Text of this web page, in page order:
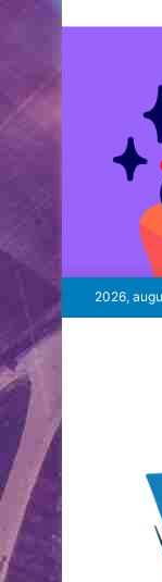
2026,